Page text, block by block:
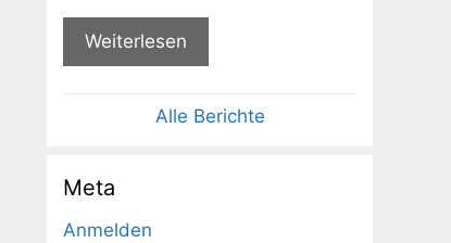
Weiterlesen
Alle Berichte
Meta
Anmelden